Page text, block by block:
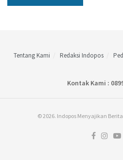
Tentang Kami Redaksi Indopos
Kontak Kami :
© 2026. Indopos Menyajikan